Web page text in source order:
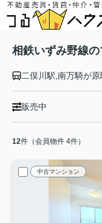
相鉄いずみ野線
販売中
12件（会員物件 4件）
中古マンション